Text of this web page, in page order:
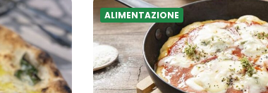
ALIMENTAZIONE